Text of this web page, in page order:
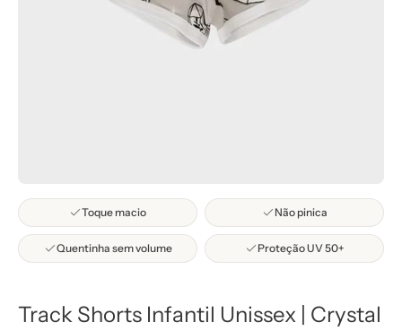
Toque macio Não pinica
Quentinha sem volume Proteção UV 50+
Track Shorts Infantil Unissex | Crystal